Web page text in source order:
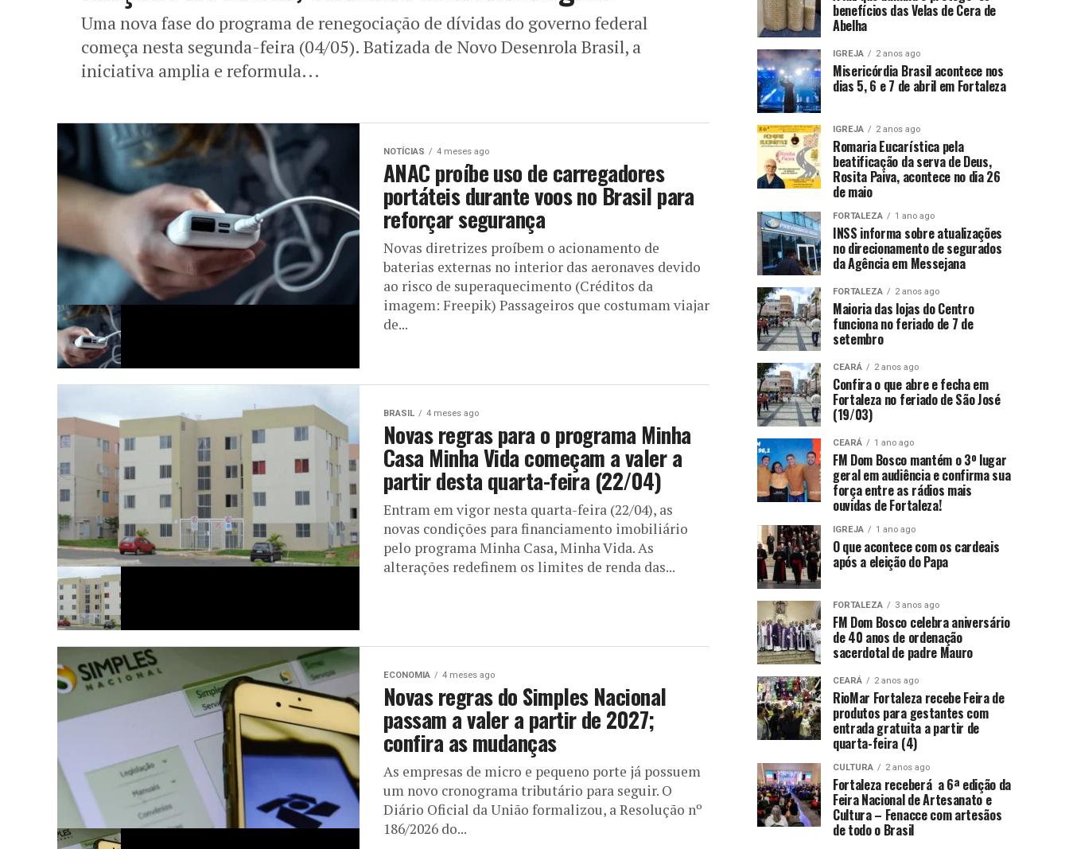
Uma nova fase do programa de renegociação de dívidas do governo federal
começa nesta segunda-feira (04/05). Batizada de Novo Desenrola Brasil, a
iniciativa amplia e reformula...
NOTÍCIAS 4 meses ago
ANAC proíbe uso de carregadores
portáteis durante voos no Brasil para
reforçar segurança
Novas diretrizes proíbem o acionamento de
baterias externas no interior das aeronaves devido
ao risco de superaquecimento (Créditos da
imagem: Freepik) Passageiros que costumam viajar
de...
BRASIL 4 meses ago
Novas regras para o programa Minha
Casa Minha Vida começam a valer a
partir desta quarta-feira (22/04)
Entram em vigor nesta quarta-feira (22/04), as
novas condições para financiamento imobiliário
pelo programa Minha Casa, Minha Vida. As
alterações redefinem os limites de renda das...
ECONOMIA 4 meses ago
Novas regras do Simples Nacional
passam a valer a partir de 2027;
confira as mudanças
As empresas de micro e pequeno porte já possuem
um novo cronograma tributário para seguir. O
Diário Oficial da União formalizou, a Resolução nº
186/2026 do...
benefícios das Velas de Cera de
Abelha
IGREJA 2 anos ago
Misericórdia Brasil acontece nos
dias 5, 6 e 7 de abril em Fortaleza
IGREJA 2 anos ago
Romaria Eucarística pela
beatificação da serva de Deus,
Rosita Paiva, acontece no dia 26
de maio
FORTALEZA 1 ano ago
INSS informa sobre atualizações
no direcionamento de segurados
da Agência em Messejana
FORTALEZA 2 anos ago
Maioria das lojas do Centro
funciona no feriado de 7 de
setembro
CEARÁ 2 anos ago
Confira o que abre e fecha em
Fortaleza no feriado de São José
(19/03)
CEARÁ 1 ano ago
FM Dom Bosco mantém o 3º lugar
geral em audiência e confirma sua
força entre as rádios mais
ouvidas de Fortaleza!
IGREJA 1 ano ago
O que acontece com os cardeais
após a eleição do Papa
FORTALEZA 3 anos ago
FM Dom Bosco celebra aniversário
de 40 anos de ordenação
sacerdotal de padre Mauro
CEARÁ 2 anos ago
RioMar Fortaleza recebe Feira de
produtos para gestantes com
entrada gratuita a partir de
quarta-feira (4)
CULTURA 2 anos ago
Fortaleza receberá a 6ª edição da
Feira Nacional de Artesanato e
Cultura – Fenacce com artesãos
de todo o Brasil